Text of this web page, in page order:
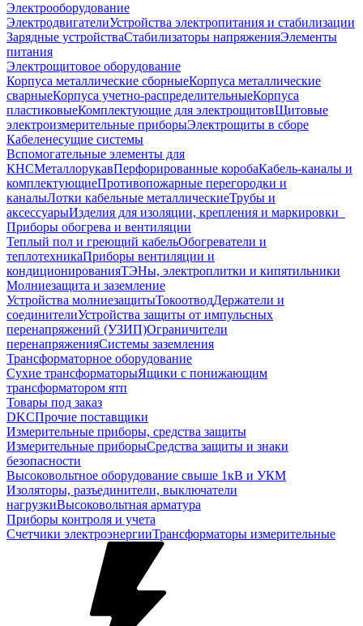
Электрооборудование
ЭлектродвигателиУстройства электропитания и стабилизации
Зарядные устройстваСтабилизаторы напряженияЭлементы
питания
Электрощитовое оборудование
Корпуса металлические сборныеКорпуса металлические
сварныеКорпуса учетно-распределительныеКорпуса
пластиковыеКомплектующие для электрощитовЩитовые
электроизмерительные приборыЭлектрощиты в сборе
Кабеленесущие системы
Вспомогательные элементы для
КНСМеталлорукавПерфорированные коробаКабель-каналы и
комплектующиеПротивопожарные перегородки и
каналыЛотки кабельные металлическиеТрубы и
аксессуарыИзделия для изоляции, крепления и маркировки
Приборы обогрева и вентиляции
Теплый пол и греющий кабельОбогреватели и
теплотехникаПриборы вентиляции и
кондиционированияТЭНы, электроплитки и кипятильники
Молниезащита и заземление
Устройства молниезащитыТокоотводДержатели и
соединителиУстройства защиты от импульсных
перенапряжений (УЗИП)Ограничители
перенапряженияСистемы заземления
Трансформаторное оборудование
Сухие трансформаторыЯщики с понижающим
трансформатором ятп
Товары под заказ
DKCПрочие поставщики
Измерительные приборы, средства защиты
Измерительные приборыСредства защиты и знаки
безопасности
Высоковольтное оборудование свыше 1кВ и УКМ
Изоляторы, разъединители, выключатели
нагрузкиВысоковольтная арматура
Приборы контроля и учета
Счетчики электроэнергииТрансформаторы измерительные